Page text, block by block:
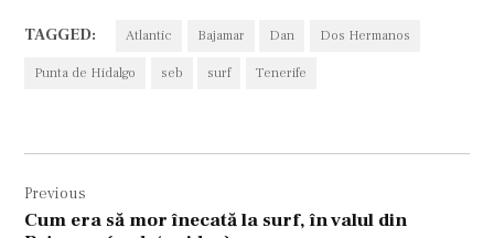
TAGGED: Atlantic Bajamar Dan Dos Hermanos
Punta de Hidalgo seb surf Tenerife
în
Previous
Cum era să mor înecată la surf, în valul din